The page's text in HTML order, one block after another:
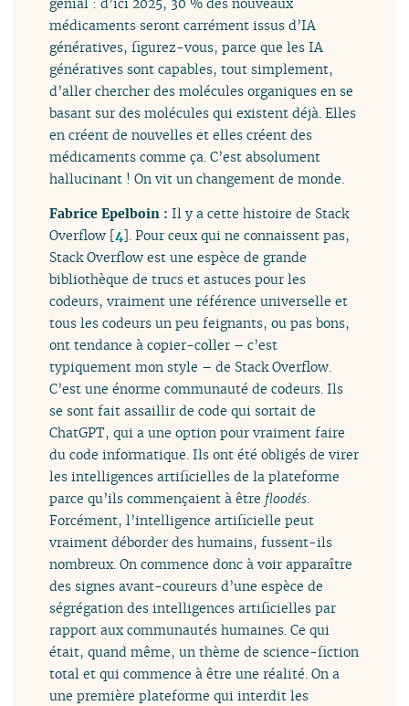
médicaments seront carrément issus d’IA
génératives, figurez-vous, parce que les IA
génératives sont capables, tout simplement,
d’aller chercher des molécules organiques en se
basant sur des molécules qui existent déjà. Elles
en créent de nouvelles et elles créent des
médicaments comme ça. C’est absolument
hallucinant ! On vit un changement de monde.
Fabrice Epelboin :Il y a cette histoire de Stack
Overflow [4]. Pour ceux qui ne connaissent pas,
Stack Overflow est une espèce de grande
bibliothèque de trucs et astuces pour les
codeurs, vraiment une référence universelle et
tous les codeurs un peu feignants, ou pas bons,
ont tendance à copier-coller – c’est
typiquement mon style – de Stack Overflow.
C’est une énorme communauté de codeurs. Ils
se sont fait assaillir de code qui sortait de
ChatGPT, qui a une option pour vraiment faire
du code informatique. Ils ont été obligés de virer
les intelligences artificielles de la plateforme
parce qu’ils commençaient à être floodés.
Forcément, l’intelligence artificielle peut
vraiment déborder des humains, fussent-ils
nombreux. On commence donc à voir apparaître
des signes avant-coureurs d’une espèce de
ségrégation des intelligences artificielles par
rapport aux communautés humaines. Ce qui
était, quand même, un thème de science-fiction
total et qui commence à être une réalité. On a
une première plateforme qui interdit les